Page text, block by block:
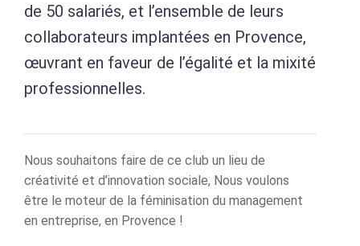
de 50 salariés, et l’ensemble de leurs
collaborateurs implantées en Provence,
œuvrant en faveur de l’égalité et la mixité
professionnelles.
Nous souhaitons faire de ce club un lieu de
créativité et d’innovation sociale, Nous voulons
être le moteur de la féminisation du management
en entreprise, en Provence !